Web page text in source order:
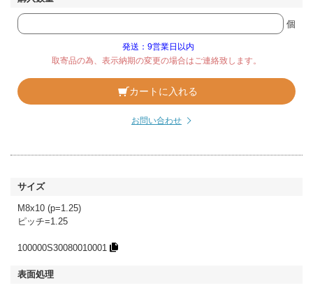
個
発送：9営業日以内
取寄品の為、表示納期の変更の場合はご連絡致します。
カートに入れる
お問い合わせ
M8x10 (p=1.25)
ピッチ=1.25
100000S30080010001